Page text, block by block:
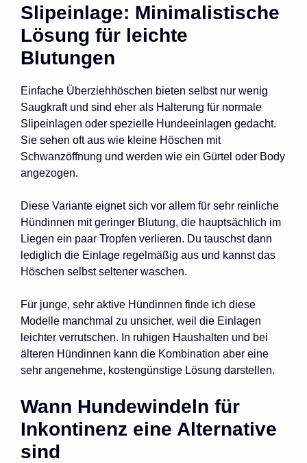
Slipeinlage: Minimalistische
Lösung für leichte
Blutungen
Einfache Überziehhöschen bieten selbst nur wenig
Saugkraft und sind eher als Halterung für normale
Slipeinlagen oder spezielle Hundeeinlagen gedacht.
Sie sehen oft aus wie kleine Höschen mit
Schwanzöffnung und werden wie ein Gürtel oder Body
angezogen.
Diese Variante eignet sich vor allem für sehr reinliche
Hündinnen mit geringer Blutung, die hauptsächlich im
Liegen ein paar Tropfen verlieren. Du tauschst dann
lediglich die Einlage regelmäßig aus und kannst das
Höschen selbst seltener waschen.
Für junge, sehr aktive Hündinnen finde ich diese
Modelle manchmal zu unsicher, weil die Einlagen
leichter verrutschen. In ruhigen Haushalten und bei
älteren Hündinnen kann die Kombination aber eine
sehr angenehme, kostengünstige Lösung darstellen.
Wann Hundewindeln für
Inkontinenz eine Alternative
sind